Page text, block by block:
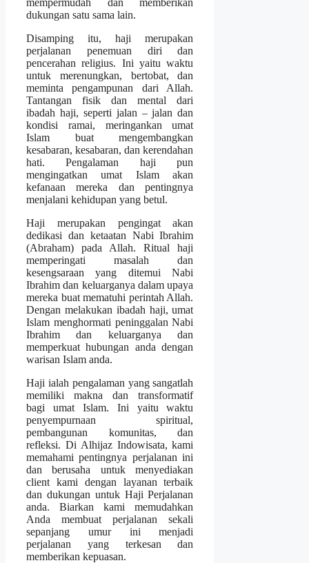
dukungan satu sama lain.
Disamping itu, haji merupakan
perjalanan penemuan diri dan
pencerahan religius. Ini yaitu waktu
untuk merenungkan, bertobat, dan
meminta pengampunan dari Allah.
Tantangan fisik dan mental dari
ibadah haji, seperti jalan – jalan dan
kondisi ramai, meringankan umat
Islam buat mengembangkan
kesabaran, kesabaran, dan kerendahan
hati. Pengalaman haji pun
mengingatkan umat Islam akan
kefanaan mereka dan pentingnya
menjalani kehidupan yang betul.
Haji merupakan pengingat akan
dedikasi dan ketaatan Nabi Ibrahim
(Abraham) pada Allah. Ritual haji
memperingati masalah dan
kesengsaraan yang ditemui Nabi
Ibrahim dan keluarganya dalam upaya
mereka buat mematuhi perintah Allah.
Dengan melakukan ibadah haji, umat
Islam menghormati peninggalan Nabi
Ibrahim dan keluarganya dan
memperkuat hubungan anda dengan
warisan Islam anda.
Haji ialah pengalaman yang sangatlah
memiliki makna dan transformatif
bagi umat Islam. Ini yaitu waktu
penyempurnaan spiritual,
pembangunan komunitas, dan
refleksi. Di Alhijaz Indowisata, kami
memahami pentingnya perjalanan ini
dan berusaha untuk menyediakan
client kami dengan layanan terbaik
dan dukungan untuk Haji Perjalanan
anda. Biarkan kami memudahkan
Anda membuat perjalanan sekali
sepanjang umur ini menjadi
perjalanan yang terkesan dan
memberikan kepuasan.